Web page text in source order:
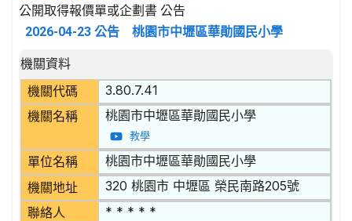
公開取得報價單或企劃書 公告
2026-04-23 公告 桃園市中壢區華勛國民小學
招標公告詳細內容
機關資料
機關代碼
3.80.7.41
機關名稱 桃園市中壢區華勛國民小學
教學
單位名稱 桃園市中壢區華勛國民小學
機關地址 320 桃園市 中壢區 榮民南路205號
聯絡人 * * * * *